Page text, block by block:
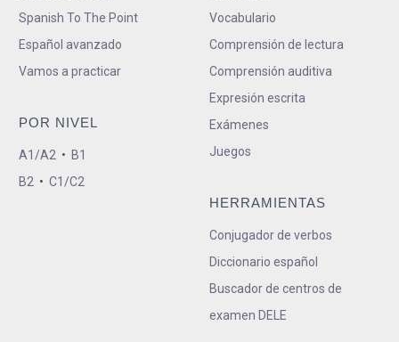
Spanish To The Point
Español avanzado
Vamos a practicar
POR NIVEL
A1/A2 • B1
B2 • C1/C2
Vocabulario
Comprensión de lectura
Comprensión auditiva
Expresión escrita
Exámenes
Juegos
HERRAMIENTAS
Conjugador de verbos
Diccionario español
Buscador de centros de
examen DELE